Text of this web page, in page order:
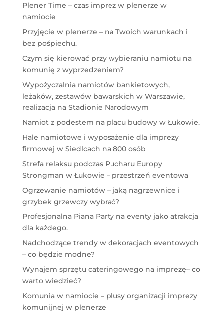
Plener Time – czas imprez w plenerze w
namiocie
Przyjęcie w plenerze – na Twoich warunkach i
bez pośpiechu.
Czym się kierować przy wybieraniu namiotu na
komunię z wyprzedzeniem?
Wypożyczalnia namiotów bankietowych,
leżaków, zestawów bawarskich w Warszawie,
realizacja na Stadionie Narodowym
Namiot z podestem na placu budowy w Łukowie.
Hale namiotowe i wyposażenie dla imprezy
firmowej w Siedlcach na 800 osób
Strefa relaksu podczas Pucharu Europy
Strongman w Łukowie – przestrzeń eventowa
Ogrzewanie namiotów – jaką nagrzewnice i
grzybek grzewczy wybrać?
Profesjonalna Piana Party na eventy jako atrakcja
dla każdego.
Nadchodzące trendy w dekoracjach eventowych
– co będzie modne?
Wynajem sprzętu cateringowego na imprezę– co
warto wiedzieć?
Komunia w namiocie – plusy organizacji imprezy
komunijnej w plenerze